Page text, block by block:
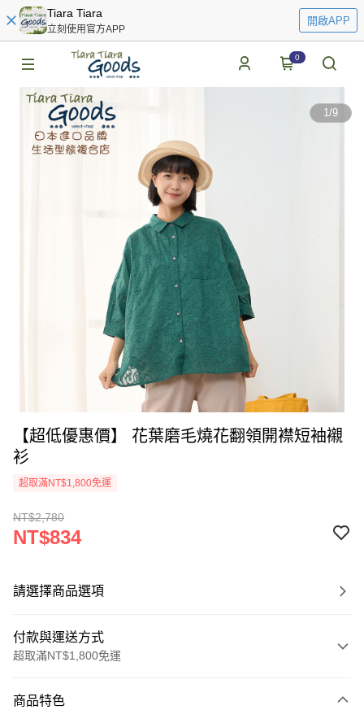
Tiara Tiara
立刻使用官方APP
開啟APP
0
1/9
【超低優惠價】 花葉磨毛燒花翻領開襟短袖襯
衫
超取滿NT$1,800免運
NT$2,780
NT$834
請選擇商品選項
付款與運送方式
超取滿NT$1,800免運
信用卡一次付款
商品特色